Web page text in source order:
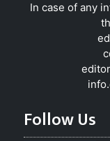
In case of any
Follow Us